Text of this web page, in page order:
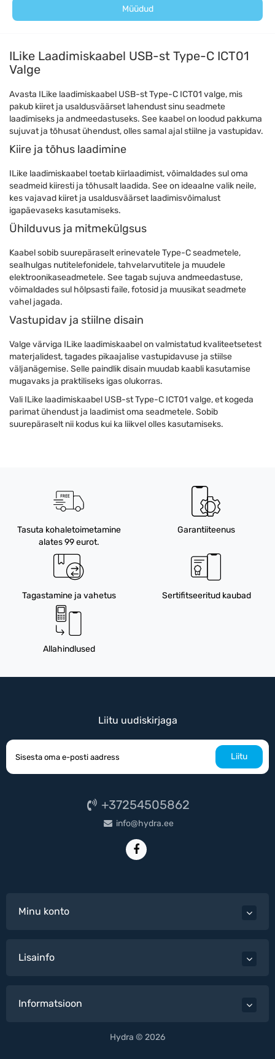
Müüdud
ILike Laadimiskaabel USB-st Type-C ICT01
Valge
Avasta ILike laadimiskaabel USB-st Type-C ICT01 valge, mis
pakub kiiret ja usaldusväärset lahendust sinu seadmete
laadimiseks ja andmeedastuseks. See kaabel on loodud pakkuma
sujuvat ja tõhusat ühendust, olles samal ajal stiilne ja vastupidav.
Kiire ja tõhus laadimine
ILike laadimiskaabel toetab kiirlaadimist, võimaldades sul oma
seadmeid kiiresti ja tõhusalt laadida. See on ideaalne valik neile,
kes vajavad kiiret ja usaldusväärset laadimisvõimalust
igapäevaseks kasutamiseks.
Ühilduvus ja mitmekülgsus
Kaabel sobib suurepäraselt erinevatele Type-C seadmetele,
sealhulgas nutitelefonidele, tahvelarvutitele ja muudele
elektroonikaseadmetele. See tagab sujuva andmeedastuse,
võimaldades sul hõlpsasti faile, fotosid ja muusikat seadmete
vahel jagada.
Vastupidav ja stiilne disain
Valge värviga ILike laadimiskaabel on valmistatud kvaliteetsetest
materjalidest, tagades pikaajalise vastupidavuse ja stiilse
väljanägemise. Selle paindlik disain muudab kaabli kasutamise
mugavaks ja praktiliseks igas olukorras.
Vali ILike laadimiskaabel USB-st Type-C ICT01 valge, et kogeda
parimat ühendust ja laadimist oma seadmetele. Sobib
suurepäraselt nii kodus kui ka liikvel olles kasutamiseks.
Tasuta kohaletoimetamine
alates 99 eurot.
Garantiiteenus
Tagastamine ja vahetus Sertifitseeritud kaubad
Allahindlused
Liitu uudiskirjaga
Liitu
+37254505862
info@hydra.ee
Minu konto
Lisainfo
Informatsioon
Hydra © 2026